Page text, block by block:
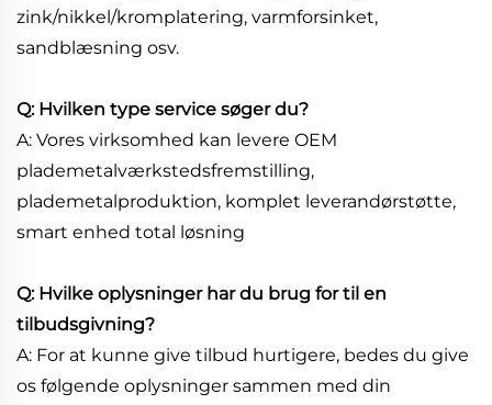
zink/nikkel/kromplatering, varmforsinket,
sandblæsning osv.
Q: Hvilken type service søger du?
A: Vores virksomhed kan levere OEM
plademetalværkstedsfremstilling,
plademetalproduktion, komplet leverandørstøtte,
smart enhed total løsning
Q: Hvilke oplysninger har du brug for til en
tilbudsgivning?
A: For at kunne give tilbud hurtigere, bedes du give
os følgende oplysninger sammen med din